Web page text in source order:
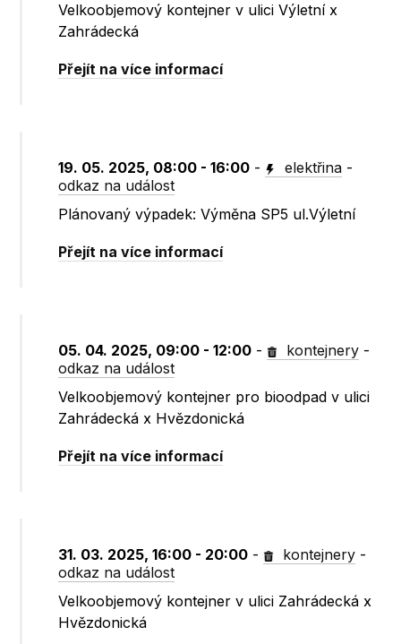
Velkoobjemový kontejner v ulici Výletní x
Zahrádecká
Přejít na více informací
19. 05. 2025, 08:00 - 16:00 - elektřina -
odkaz na událost
Plánovaný výpadek: Výměna SP5 ul.Výletní
Přejít na více informací
05. 04. 2025, 09:00 - 12:00 - kontejnery -
odkaz na událost
Velkoobjemový kontejner pro bioodpad v ulici
Zahrádecká x Hvězdonická
Přejít na více informací
31. 03. 2025, 16:00 - 20:00 - kontejnery -
odkaz na událost
Velkoobjemový kontejner v ulici Zahrádecká x
Hvězdonická